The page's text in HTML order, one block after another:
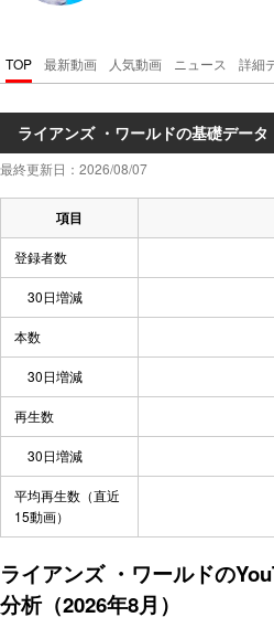
TOP 最新動画 人気動画 ニュース 詳細
ライアンズ ・ワールドの基礎データ
最終更新日：2026/08/07
項目
登録者数
30日増減
本数
30日増減
再生数
30日増減
平均再生数（直近
15動画）
ライアンズ ・ワールドの
分析（2026年8月）